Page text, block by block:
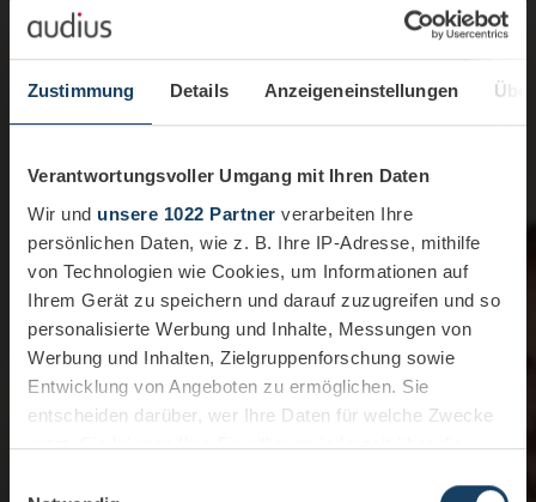
Zustimmung Details Anzeigeneinstellungen
Verantwortungsvoller Umgang mit Ihren Daten
Wir und unsere 1022 Partner verarbeiten Ihre
persönlichen Daten, wie z. B. Ihre IP-Adresse, mithilfe
von Technologien wie Cookies, um Informationen auf
Ihrem Gerät zu speichern und darauf zuzugreifen und so
personalisierte Werbung und Inhalte, Messungen von
Werbung und Inhalten, Zielgruppenforschung sowie
Entwicklung von Angeboten zu ermöglichen. Sie
entscheiden darüber, wer Ihre Daten für welche Zwecke
nutzt. Sie können Ihre Einwilligung jederzeit über die